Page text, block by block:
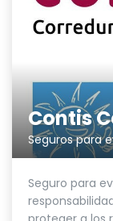
Contis
Seguros para
Seguro para